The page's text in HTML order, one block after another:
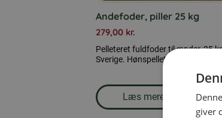
Andefoder, piller 25 kg
279,00 kr.
Pelleteret fuldfoder til ænder, 25
Sverige. Hønspellets er et
Læs mere
om produkten
giver